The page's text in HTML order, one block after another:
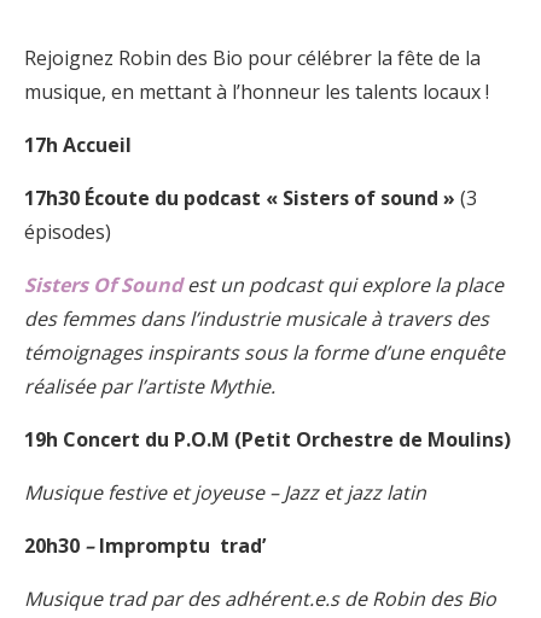
Rejoignez Robin des Bio pour célébrer la fête de la
musique, en mettant à l’honneur les talents locaux !
17h Accueil
17h30 Écoute du podcast « Sisters of sound » (3
épisodes)
Sisters Of Soundest un podcast qui explore la place
des femmes dans l’industrie musicale à travers des
témoignages inspirants sous la forme d’une enquête
réalisée par l’artiste Mythie.
19h Concert du P.O.M (Petit Orchestre de Moulins)
Musique festive et joyeuse – Jazz et jazz latin
20h30 –Impromptu trad’
Musique trad par des adhérent.e.s de Robin des Bio